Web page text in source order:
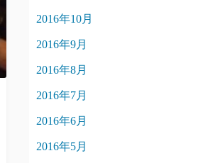
2016年10月
2016年9月
2016年8月
2016年7月
2016年6月
2016年5月